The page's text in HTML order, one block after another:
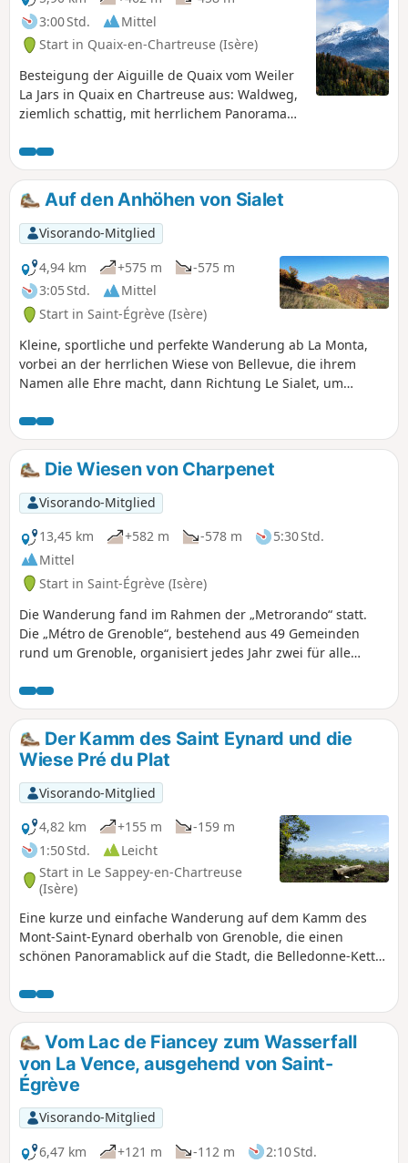
3:00 Std.
Mittel
Start in Quaix-en-Chartreuse (Isère)
Besteigung der Aiguille de Quaix vom Weiler
La Jars in Quaix en Chartreuse aus: Waldweg,
ziemlich schattig, mit herrlichem Panorama
Quaix. Der Aufstieg zur Aiguille de Quaix
erfordert eine Kletterpassage, die mit
schweren Schuhen oder für schwindelfüßige
Personen schwierig sein kann. Das Panorama
am Fuße der Aiguille ist jedoch auch ohne
Klettern einen Besuch wert. Die Wanderung
bleibt dennoch interessant.
Auf den Anhöhen von Sialet
Visorando-Mitglied
4,94 km
+575 m
-575 m
3:05 Std.
Mittel
Start in Saint-Égrève (Isère)
Kleine, sportliche und perfekte Wanderung ab La Monta,
vorbei an der herrlichen Wiese von Bellevue, die ihrem
Namen alle Ehre macht, dann Richtung Le Sialet, um
wilden Wiese zu enden. Herrlicher Blick auf die Chartreuse,
Pinéa, Chamechaude und auch auf das Tal! Und direkt vor
einem der imposante Moucherotte, der Vercors in der Ferne
und die geschäftige Stadt ganz unten. Schön wie ein
Gemälde von Jean Achard! Und nur einen Katzensprung von
der Stadt entfernt...
Die Wiesen von Charpenet
Visorando-Mitglied
13,45 km
+582 m -578 m
5:30 Std.
Mittel
Start in Saint-Égrève (Isère)
Die Wanderung fand im Rahmen der „Metrorando“ statt.
Die „Métro de Grenoble“, bestehend aus 49 Gemeinden
rund um Grenoble, organisiert jedes Jahr zwei für alle
an. Jeder Teilnehmer wählt die für ihn passende aus. Dies
ist die mittelschwere Wanderung, die an diesem Sonntag
Ende September absolviert wurde.
Der Kamm des Saint Eynard und die
Wiese Pré du Plat
Visorando-Mitglied
4,82 km
+155 m
-159 m
1:50 Std.
Leicht
Start in Le Sappey-en-Chartreuse
(Isère)
Eine kurze und einfache Wanderung auf dem Kamm des
Mont-Saint-Eynard oberhalb von Grenoble, die einen
schönen Panoramablick auf die Stadt, die Belledonne-Kette
ist ein lokaler Klassiker und kann sehr stark frequentiert
sein.
Vom Lac de Fiancey zum Wasserfall
von La Vence, ausgehend von Saint-
Égrève
Visorando-Mitglied
6,47 km
+121 m -112 m
2:10 Std.